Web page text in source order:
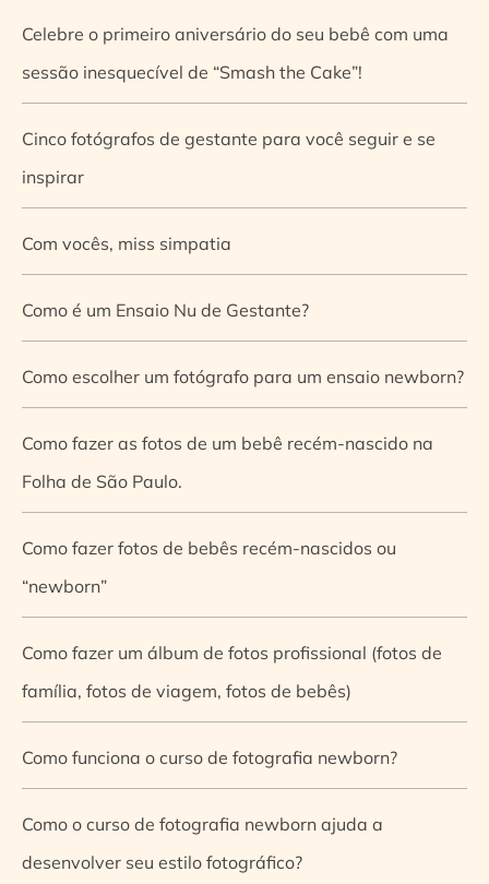
Celebre o primeiro aniversário do seu bebê com uma
sessão inesquecível de “Smash the Cake”!
Cinco fotógrafos de gestante para você seguir e se
inspirar
Com vocês, miss simpatia
Como é um Ensaio Nu de Gestante?
Como escolher um fotógrafo para um ensaio newborn?
Como fazer as fotos de um bebê recém-nascido na
Folha de São Paulo.
Como fazer fotos de bebês recém-nascidos ou
“newborn”
Como fazer um álbum de fotos profissional (fotos de
família, fotos de viagem, fotos de bebês)
Como funciona o curso de fotografia newborn?
Como o curso de fotografia newborn ajuda a
desenvolver seu estilo fotográfico?